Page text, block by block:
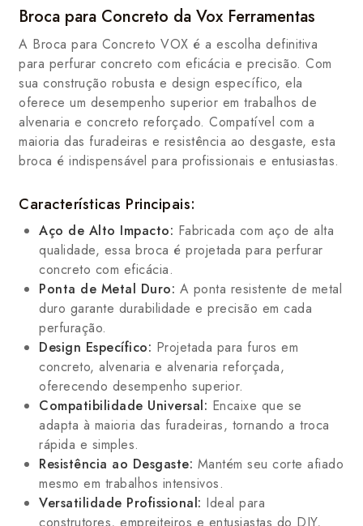
Broca para Concreto da Vox Ferramentas
A Broca para Concreto VOX é a escolha definitiva
para perfurar concreto com eficácia e precisão. Com
sua construção robusta e design específico, ela
oferece um desempenho superior em trabalhos de
alvenaria e concreto reforçado. Compatível com a
maioria das furadeiras e resistência ao desgaste, esta
broca é indispensável para profissionais e entusiastas.
Características Principais:
Aço de Alto Impacto: Fabricada com aço de alta
qualidade, essa broca é projetada para perfurar
concreto com eficácia.
Ponta de Metal Duro: A ponta resistente de metal
duro garante durabilidade e precisão em cada
perfuração.
Design Específico: Projetada para furos em
concreto, alvenaria e alvenaria reforçada,
oferecendo desempenho superior.
Compatibilidade Universal: Encaixe que se
adapta à maioria das furadeiras, tornando a troca
rápida e simples.
Resistência ao Desgaste: Mantém seu corte afiado
mesmo em trabalhos intensivos.
Versatilidade Profissional: Ideal para
construtores, empreiteiros e entusiastas do DIY,